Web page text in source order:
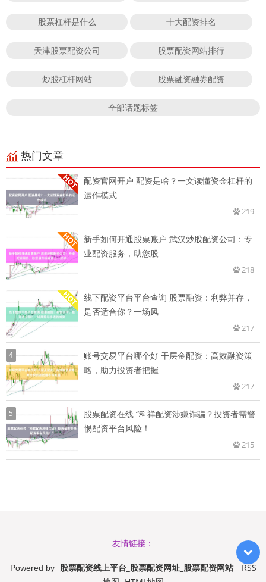
股票杠杆是什么 十大配资排名
天津股票配资公司 股票配资网站排行
炒股杠杆网站 股票融资融券配资
全部话题标签
热门文章
配资官网开户 配资是啥？一文读懂资金杠杆的
运作模式
219
新手如何开通股票账户 武汉炒股配资公司：专
业配资服务，助您股
218
线下配资平台平台查询 股票融资：利弊并存，
是否适合你？一场风
217
4
账号交易平台哪个好 干层金配资：高效融资策
略，助力投资者把握
217
5
股票配资在线 “科祥配资涉嫌诈骗？投资者需警
惕配资平台风险！
215
友情链接：
Powered by 股票配资线上平台_股票配资网址_股票配资网站
RSS